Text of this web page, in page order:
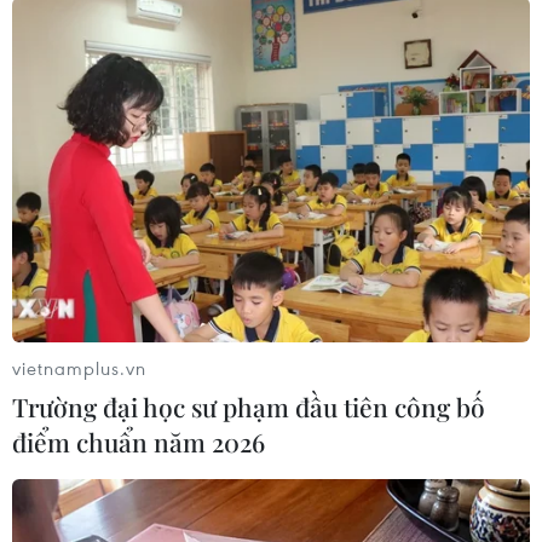
(Vietnam+)
#giá vàng #sjc #doji #tỷ giá
#vietcombank
TP. Đà Nẵng
TP. Hà Nội Tp. Hồ Chí Minh
vietnamplus.vn
Trường đại học sư phạm đầu tiên công bố
điểm chuẩn năm 2026